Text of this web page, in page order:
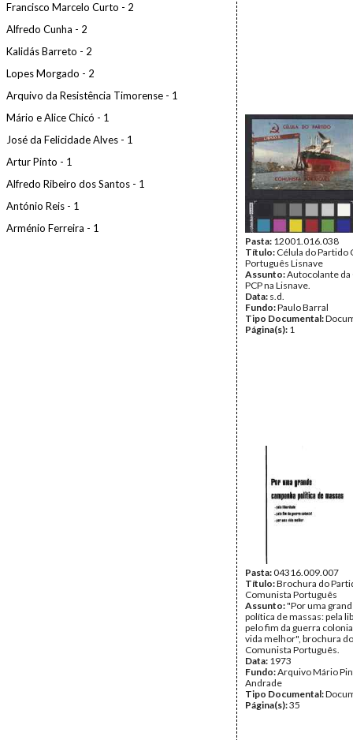
Francisco Marcelo Curto - 2
Alfredo Cunha - 2
Kalidás Barreto - 2
Lopes Morgado - 2
Arquivo da Resistência Timorense - 1
Mário e Alice Chicó - 1
José da Felicidade Alves - 1
Artur Pinto - 1
Alfredo Ribeiro dos Santos - 1
António Reis - 1
Arménio Ferreira - 1
Pasta: 12001.016.038
Título: Célula do Partido
Português Lisnave
Assunto:Autocolante da
PCP na Lisnave.
Data: s.d.
Fundo:Paulo Barral
Tipo Documental:
Página(s): 1
Pasta:04316.009.007
Título:Brochura do
Comunista Português
Assunto:"Por uma
política de massas: pela
pelo fim da guerra
vida melhor", brochura
Comunista Português.
Data: 1973
Fundo:Arquivo Mário
Andrade
Tipo Documental:
Página(s):35